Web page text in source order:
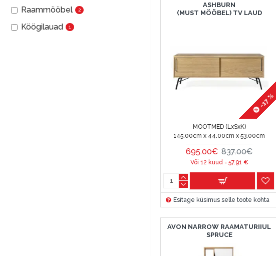
Kirjutuslaud
Konsooli laud
Raammööbel 2
Köögilauad 1
ASHBURN
(MUST MÖÖBEL) TV LAUD
-17 %
MÕÕTMED (LxSxK)
145.00cm x 44.00cm x 53.00cm
695.00€ 837.00€
Või 12 kuud = 57.91 €
Esitage küsimus selle toote kohta
AVON NARROW RAAMATURIIUL
SPRUCE